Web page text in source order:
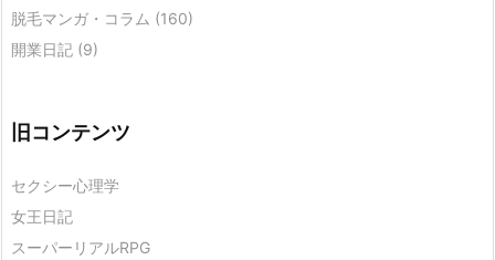
脱毛マンガ・コラム (160)
開業日記 (9)
旧コンテンツ
セクシー心理学
女王日記
スーパーリアルRPG